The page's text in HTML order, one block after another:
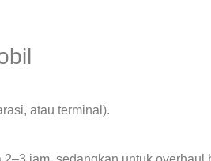
atau terminal).